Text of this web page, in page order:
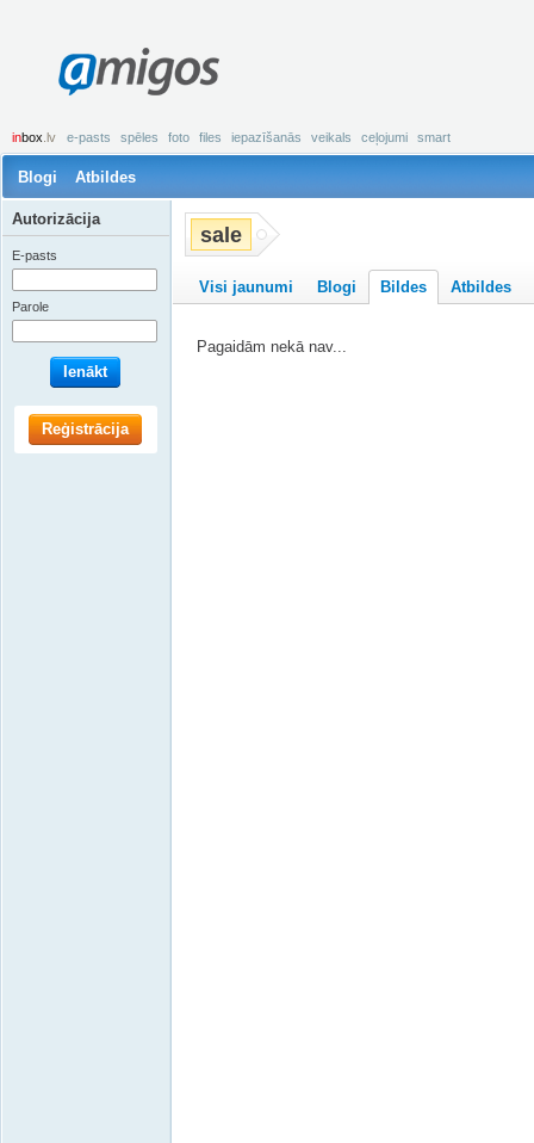
amigos
inbox .lv e-pasts spēles foto files iepazīšanās veikals ceļojumi smart
Blogi Atbildes
sale
Visi jaunumi Blogi Bildes Atbildes
Pagaidām nekā nav...
Autorizācija
E-pasts
Parole
Ienākt
Reģistrācija